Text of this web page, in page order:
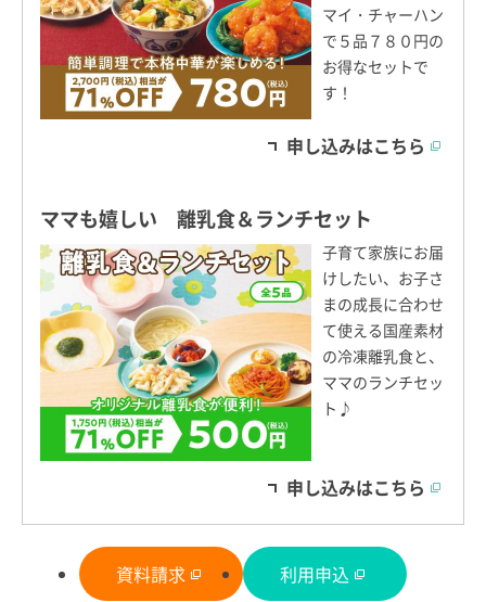
マイ・チャーハン
で５品７８０円の
お得なセットで
す！
申し込みはこちら
ママも嬉しい 離乳食＆ランチセット
子育て家族にお届
けしたい、お子さ
まの成長に合わせ
て使える国産素材
の冷凍離乳食と、
ママのランチセッ
ト♪
申し込みはこちら
資料請求 利用申込